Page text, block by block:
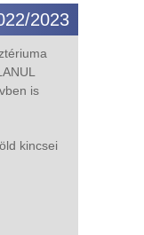
2023
is
kincsei